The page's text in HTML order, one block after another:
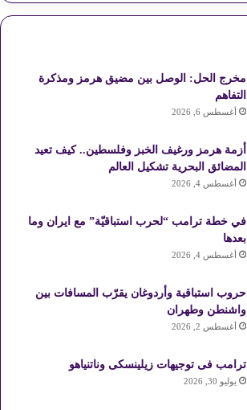
ي
ت
b
ا
ق
R
مخرج الحل: الوصل بين مضيق هرمز ومذكرة
التفاهم
أغسطس 6, 2026
أزمة هرمز ورغيف الخبز وفلسطين.. كيف تعيد
المضائق البحرية تشكيل العالم
أغسطس 4, 2026
في خطة ترامب “لحرب استباقيّة” مع ايران وما
بعدها
أغسطس 4, 2026
حروب استباقية وأردوغان يقرّب المسافات بين
واشنطن وطهران
أغسطس 2, 2026
ترامب فى توجيهات زيلينسكى وناتنياهو
يوليو 30, 2026